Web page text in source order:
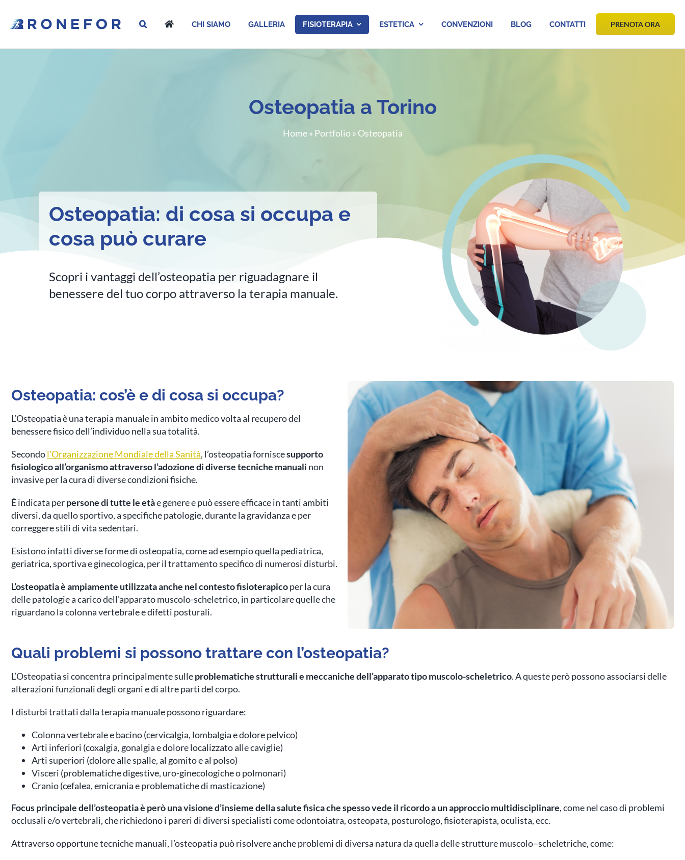
contenuto
CHI SIAMO GALLERIA FISIOTERAPIA ESTETICA CONVENZIONI BLOG CONTATTI PRENOTA ORA
Osteopatia a Torino
Home» Portfolio» Osteopatia
Osteopatia: di cosa si occupa e
cosa può curare
Scopri i vantaggi dell’osteopatia per riguadagnare il
benessere del tuo corpo attraverso la terapia manuale.
Osteopatia: cos’è e di cosa si occupa?
L’Osteopatia è una terapia manuale in ambito medico volta al recupero del
benessere fisico dell’individuo nella sua totalità.
Secondol’Organizzazione Mondiale della Sanità, l’osteopatia forniscesupporto
fisiologico all’organismo attraverso l’adozione di diverse tecniche manuali non
invasive per la cura di diverse condizioni fisiche.
È indicata perpersone di tutte le etàe genere e può essere efficace in tanti ambiti
diversi, da quello sportivo, a specifiche patologie, durante la gravidanza e per
correggere stili di vita sedentari.
Esistono infatti diverse forme di osteopatia, come ad esempio quella pediatrica,
geriatrica, sportiva e ginecologica, per il trattamento specifico di numerosi disturbi.
L’osteopatia è ampiamente utilizzata anche nel contesto fisioterapicoper la cura
delle patologie a carico dell’apparato muscolo-scheletrico, in particolare quelle che
riguardano la colonna vertebrale e difetti posturali.
Quali problemi si possono trattare con l’osteopatia?
L’Osteopatia si concentra principalmente sulleproblematiche strutturali e meccaniche dell’apparato tipo muscolo-scheletrico. A queste però possono associarsi delle
alterazioni funzionali degli organi e di altre parti del corpo.
I disturbi trattati dalla terapia manuale possono riguardare:
Colonna vertebrale e bacino (cervicalgia, lombalgia e dolore pelvico)
Arti inferiori (coxalgia, gonalgia e dolore localizzato alle caviglie)
Arti superiori (dolore alle spalle, al gomito e al polso)
Visceri (problematiche digestive, uro-ginecologiche o polmonari)
Cranio (cefalea, emicrania e problematiche di masticazione)
Focus principale dell’osteopatia è però una visione d’insieme della salute fisica che spesso vede il ricordo a un approccio multidisciplinare, come nel caso di problemi
occlusali e/o vertebrali, che richiedono i pareri di diversi specialisti come odontoiatra, osteopata, posturologo, fisioterapista, oculista, ecc.
Attraverso opportune tecniche manuali, l’osteopatia può risolvere anche problemi di diversa natura da quella delle strutture muscolo–scheletriche, come: